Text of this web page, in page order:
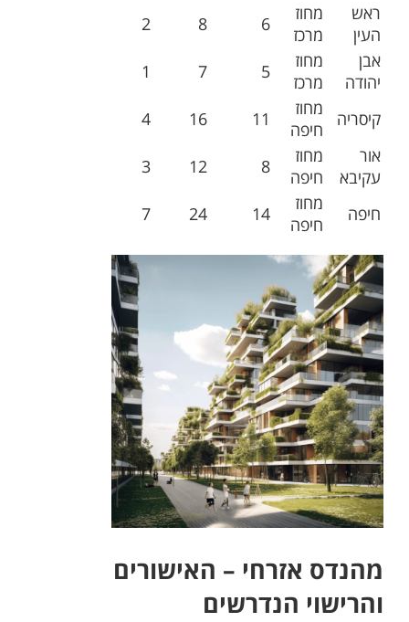
ראש
העין
מחוז
מרכז
6
8
2
אבן
יהודה
מחוז
מרכז
5
7
1
קיסריה
מחוז
חיפה
11
16
4
אור
עקיבא
מחוז
חיפה
8
12
3
חיפה
מחוז
חיפה
14
24
7
מהנדס אזרחי – האישורים
והרישוי הנדרשים